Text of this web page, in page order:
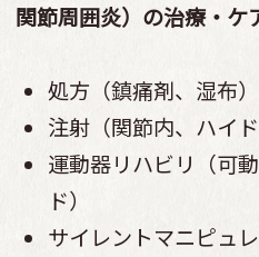
関節周囲炎）の治療・ケ
処方（鎮痛剤、湿布）
注射（関節内、ハイド
運動器リハビリ（可
ド）
サイレントマニピュ